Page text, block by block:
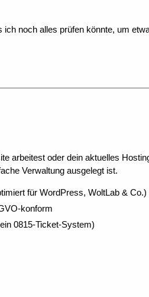
ich noch alles prüfen könnte, um
arbeitest oder dein aktuelles
Verwaltung ausgelegt ist.
für WordPress, WoltLab & Co.)
konform
0815-Ticket-System)